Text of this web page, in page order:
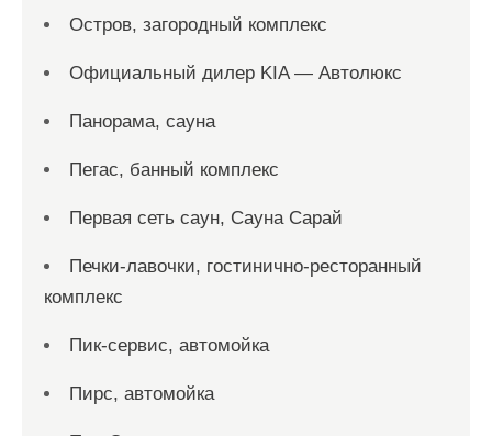
Остров, загородный комплекс
Официальный дилер KIA — Автолюкс
Панорама, сауна
Пегас, банный комплекс
Первая сеть саун, Сауна Сарай
Печки-лавочки, гостинично-ресторанный
комплекс
Пик-сервис, автомойка
Пирс, автомойка